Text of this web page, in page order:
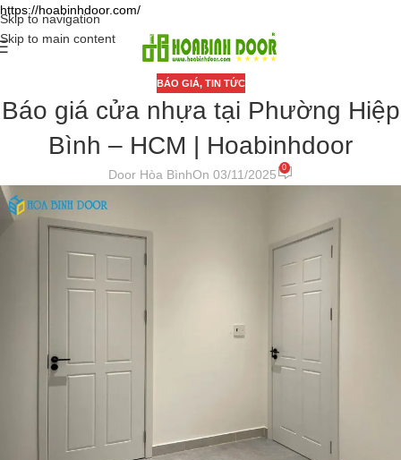
https://hoabinhdoor.com/
Skip to navigation
Skip to main content
BÁO GIÁ, TIN TỨC
Báo giá cửa nhựa tại Phường Hiệp
Bình – HCM | Hoabinhdoor
Door Hòa BìnhOn 03/11/2025 0